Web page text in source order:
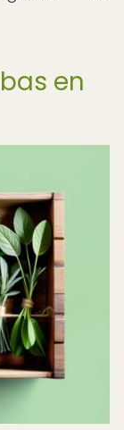
en